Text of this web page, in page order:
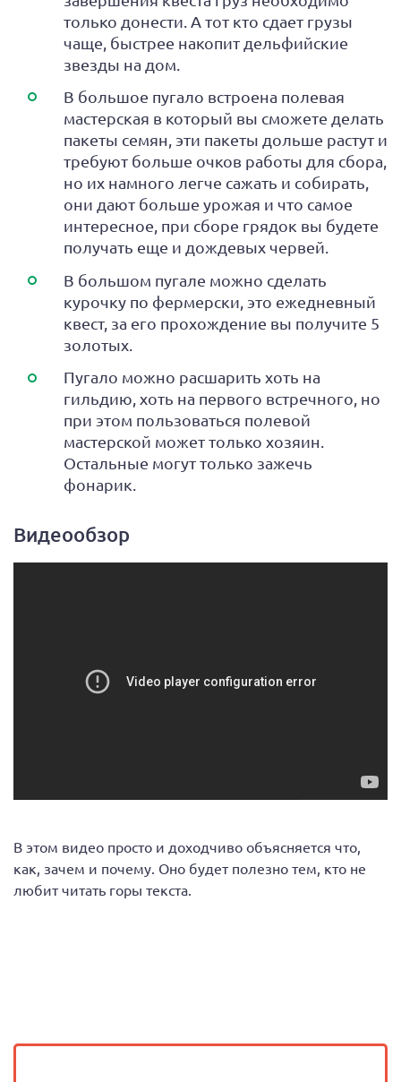
только донести. А тот кто сдает грузы
чаще, быстрее накопит дельфийские
звезды на дом.
В большое пугало встроена полевая
мастерская в который вы сможете делать
пакеты семян, эти пакеты дольше растут и
требуют больше очков работы для сбора,
но их намного легче сажать и собирать,
они дают больше урожая и что самое
интересное, при сборе грядок вы будете
получать еще и дождевых червей.
В большом пугале можно сделать
курочку по фермерски, это ежедневный
квест, за его прохождение вы получите 5
золотых.
Пугало можно расшарить хоть на
гильдию, хоть на первого встречного, но
при этом пользоваться полевой
мастерской может только хозяин.
Остальные могут только зажечь
фонарик.
Видеообзор
В этом видео просто и доходчиво объясняется что,
как, зачем и почему. Оно будет полезно тем, кто не
любит читать горы текста.